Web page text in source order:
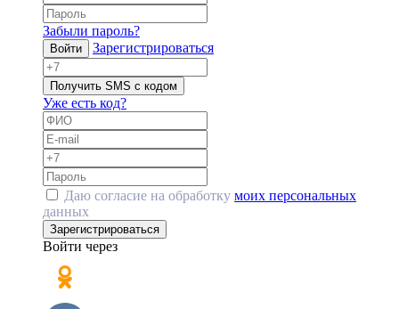
Забыли пароль?
Войти Зарегистрироваться
Получить SMS с кодом
Уже есть код?
Даю согласие на обработку моих персональных
данных
Зарегистрироваться
Войти через